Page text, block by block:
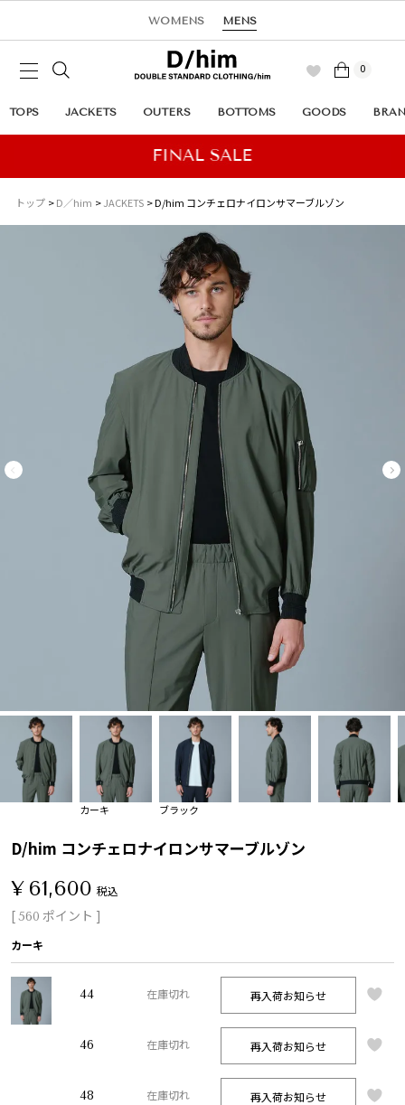
WOMENS MENS
0
TOPS JACKETS OUTERS BOTTOMS GOODS
トップ D／him JACKETS D/him コンチェロナイロンサマーブルゾン
カーキ ブラック
D/him コンチェロナイロンサマーブルゾン
¥ 61,600 税込
[560 ポイント ]
カーキ
44 在庫切れ 再入荷お知らせ
46 在庫切れ 再入荷お知らせ
48 在庫切れ 再入荷お知らせ